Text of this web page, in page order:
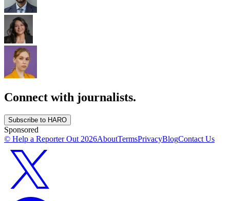
Connect with journalists.
Subscribe to HARO
Sponsored
© Help a Reporter Out 2026AboutTermsPrivacyBlogContact Us